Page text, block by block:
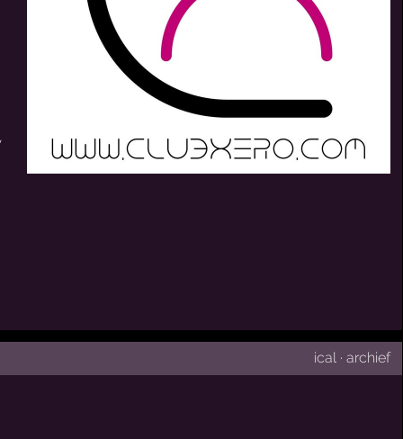
ical ·archief